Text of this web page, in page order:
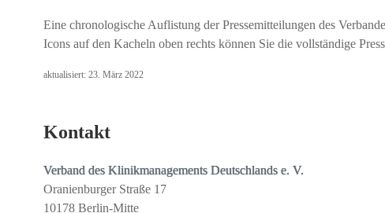
Eine chronologische Auflistung der Pressemitteilungen des
Icons auf den Kacheln oben rechts können Sie die vollständige
aktualisiert: 23. März 2022
Kontakt
Verband des Klinikmanagements Deutschlands e. V.
Oranienburger Straße 17
10178 Berlin-Mitte